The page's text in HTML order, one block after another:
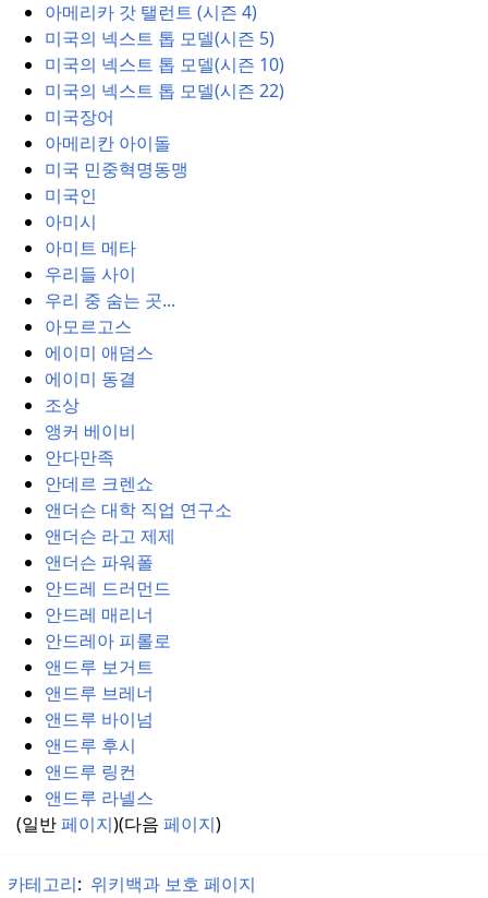
아메리카 갓 탤런트 (시즌 4)
미국의 넥스트 톱 모델(시즌 5)
미국의 넥스트 톱 모델(시즌 10)
미국의 넥스트 톱 모델(시즌 22)
미국장어
아메리칸 아이돌
미국 민중혁명동맹
미국인
아미시
아미트 메타
우리들 사이
우리 중 숨는 곳...
아모르고스
에이미 애덤스
에이미 동결
조상
앵커 베이비
안다만족
안데르 크렌쇼
앤더슨 대학 직업 연구소
앤더슨 라고 제제
앤더슨 파워폴
안드레 드러먼드
안드레 매리너
안드레아 피롤로
앤드루 보거트
앤드루 브레너
앤드루 바이넘
앤드루 후시
앤드루 링컨
앤드루 라넬스
(일반페이지)(다음 페이지)
카테고리: 위키백과 보호 페이지